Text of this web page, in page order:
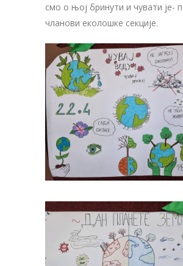
смо о њој бринути и чувати је-
чланови еколошке секције.